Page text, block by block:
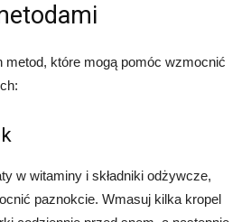
metod, które mogą pomóc wzmocnić
w witaminy i składniki odżywcze,
paznokcie. Wmasuj kilka kropel